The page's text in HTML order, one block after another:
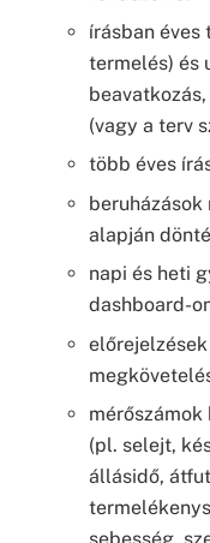
írásban éves
termelés) és
(vagy a terv
több éves
beruházások
alapján
napi és heti
dashboard-
(pl. selejt,
állásidő,